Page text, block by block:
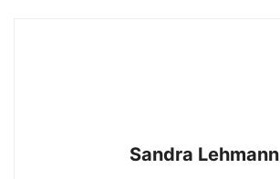
Sandra Lehmann